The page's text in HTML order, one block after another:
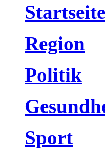
Startseite
Region
Politik
Sport